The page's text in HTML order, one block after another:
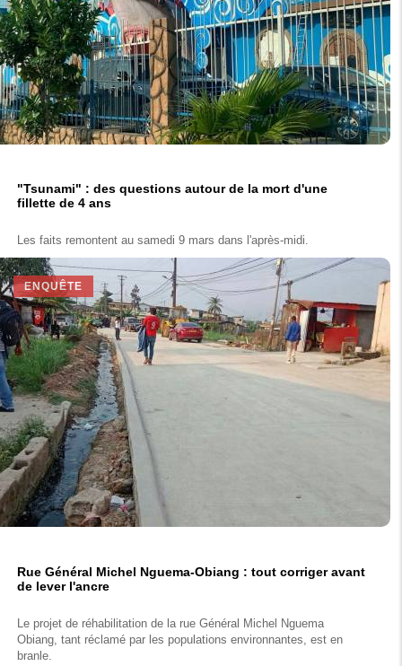
"Tsunami" : des questions autour de la mort d'une
fillette de 4 ans
Les faits remontent au samedi 9 mars dans l'après-midi.
ENQUÊTE
Rue Général Michel Nguema-Obiang : tout corriger avant
de lever l'ancre
Le projet de réhabilitation de la rue Général Michel Nguema
Obiang, tant réclamé par les populations environnantes, est en
branle.